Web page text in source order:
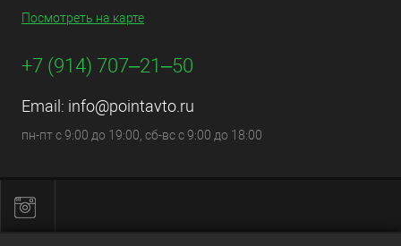
Посмотреть на карте
+7 (914) 707‒21‒50
Email: info@pointavto.ru
пн-пт с 9:00 до 19:00, сб-вс с 9:00 до 18:00